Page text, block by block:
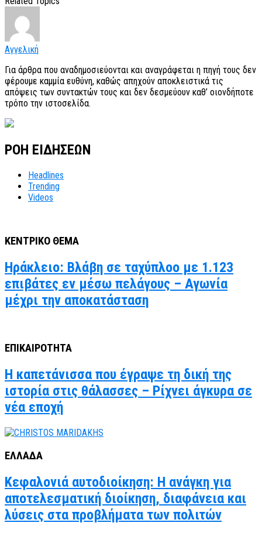
Αγγελική
Για άρθρα που αναδημοσιεύονται και αναγράφεται η πηγή τους δεν
φέρουμε καμμία ευθύνη, καθώς απηχούν αποκλειστικά τις
απόψεις των συντακτών τους και δεν δεσμεύουν καθ’ οιονδήποτε
τρόπο την ιστοσελίδα.
ΡΟΗ ΕΙΔΗΣΕΩΝ
Headlines
Trending
Videos
ΚΕΝΤΡΙΚΟ ΘΕΜΑ
Ηράκλειο: Βλάβη σε ταχύπλοο με 1.123
επιβάτες εν μέσω πελάγους – Αγωνία
μέχρι την αποκατάσταση
ΕΠΙΚΑΙΡΟΤΗΤΑ
Η καπετάνισσα που έγραψε τη δική της
ιστορία στις θάλασσες – Ρίχνει άγκυρα σε
νέα εποχή
ΕΛΛΑΔΑ
Κεφαλονιά αυτοδιοίκηση: Η ανάγκη για
αποτελεσματική διοίκηση, διαφάνεια και
λύσεις στα προβλήματα των πολιτών